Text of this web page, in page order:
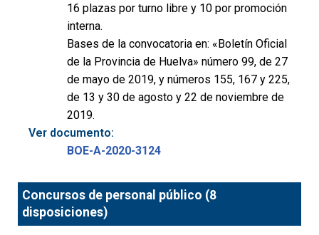
16 plazas por turno libre y 10 por promoción
interna.
Bases de la convocatoria en: «Boletín Oficial
de la Provincia de Huelva» número 99, de 27
de mayo de 2019, y números 155, 167 y 225,
de 13 y 30 de agosto y 22 de noviembre de
2019.
Ver documento:
BOE-A-2020-3124
Concursos de personal público (8
disposiciones)